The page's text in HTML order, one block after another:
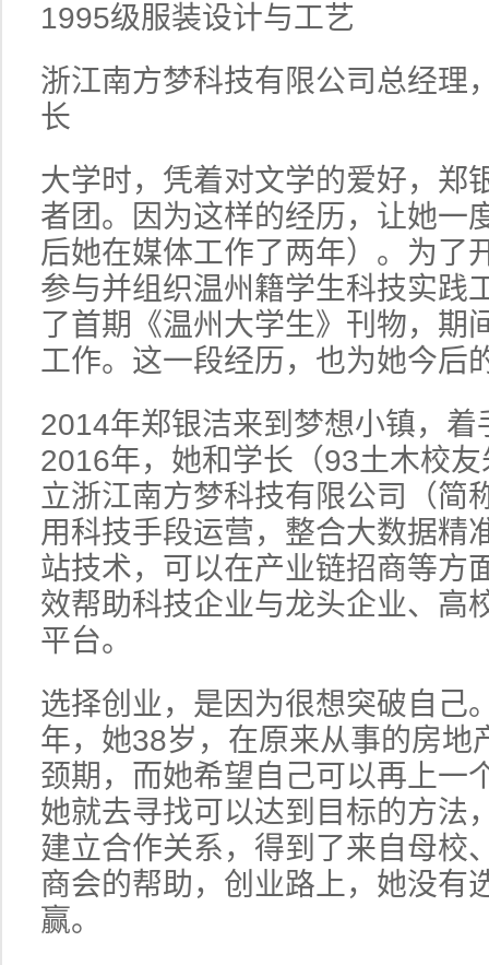
1995级服装设计与工艺
浙江南方梦科技有限公司总经理
长
大学时，凭着对文学的爱好，郑
者团。因为这样的经历，让她一
后她在媒体工作了两年）。为了
参与并组织温州籍学生科技实践
了首期《温州大学生》刊物，期
工作。这一段经历，也为她今后
2014年郑银洁来到梦想小镇，着
2016年，她和学长（93土木校
立浙江南方梦科技有限公司（简
用科技手段运营，整合大数据精
站技术，可以在产业链招商等方
效帮助科技企业与龙头企业、高
平台。
选择创业，是因为很想突破自己
年，她38岁，在原来从事的房地
颈期，而她希望自己可以再上一
她就去寻找可以达到目标的方法
建立合作关系，得到了来自母校
商会的帮助，创业路上，她没有
赢。